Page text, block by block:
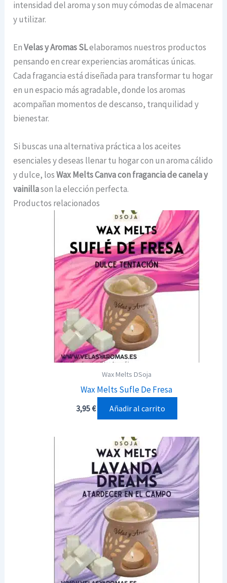
intensidad del aroma y son muy cómodas de almacenar
y utilizar.
EnVelas y Aromas SLelaboramos nuestros productos
pensando en crear experiencias aromáticas únicas.
Cada fragancia está diseñada para transformar tu hogar
en un espacio más agradable, donde los aromas
acompañan momentos de descanso, tranquilidad y
bienestar.
Si buscas una alternativa práctica a los aceites
esenciales y deseas llenar tu hogar con un aroma cálido
y dulce, losWax Melts Canva con fragancia de canela y
vainillason la elección perfecta.
Productos relacionados
Wax Melts DSoja
Wax Melts Sufle De Fresa
3,95€ Añadir al carrito